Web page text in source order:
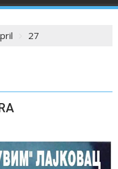
27